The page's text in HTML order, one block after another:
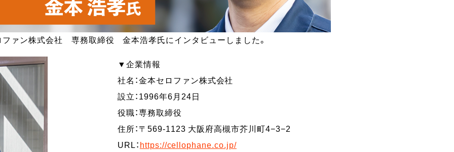
ファン株式会社 専務取締役 金本浩孝氏にインタビューしました。
▼企業情報
社名：金本セロファン株式会社
設立：1996年6月24日
役職：専務取締役
住所：〒569-1123 大阪府高槻市芥川町4−3−2
URL： https://cellophane.co.jp/